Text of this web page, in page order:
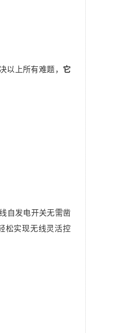
以上所有难题， 它
自发电开关无需凿
松实现无线灵活控